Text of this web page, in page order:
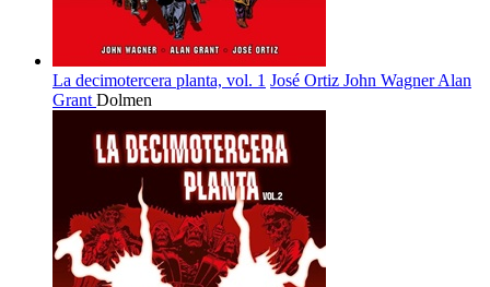
La decimotercera planta, vol. 1 José Ortiz John WagnerAlan
Grant Dolmen